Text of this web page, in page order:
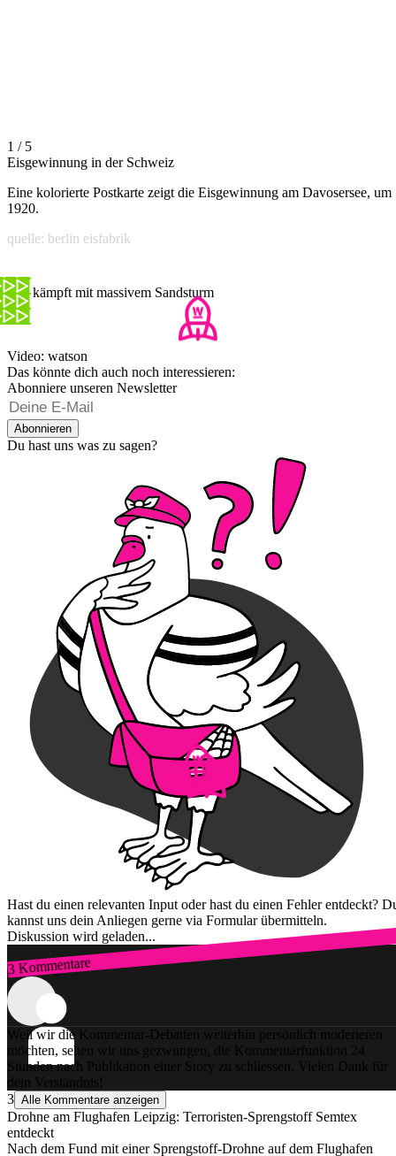
1 / 5
Eisgewinnung in der Schweiz
Eine kolorierte Postkarte zeigt die Eisgewinnung am Davosersee, um
1920.
quelle: berlin eisfabrik
Irak kämpft mit massivem Sandsturm
Video: watson
Das könnte dich auch noch interessieren:
Abonniere unseren Newsletter
Abonnieren
Du hast uns was zu sagen?
Hast du einen relevanten Input oder hast du einen Fehler entdeckt?
kannst uns dein Anliegen gerne via Formular übermitteln.
Diskussion wird geladen...
3 Kommentare
Zum Login
Weil wir die Kommentar-Debatten weiterhin persönlich moderieren
möchten, sehen wir uns gezwungen, die Kommentarfunktion 24
Stunden nach Publikation einer Story zu schliessen. Vielen Dank für
dein Verständnis!
3 Alle Kommentare anzeigen
Drohne am Flughafen Leipzig: Terroristen-Sprengstoff Semtex
entdeckt
Nach dem Fund mit einer Sprengstoff-Drohne auf dem Flughafen